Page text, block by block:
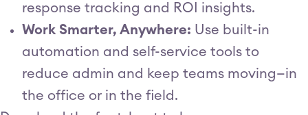
response tracking and ROI insights.
Work Smarter, Anywhere: Use built-in
automation and self-service tools to
reduce admin and keep teams moving—in
the office or in the field.